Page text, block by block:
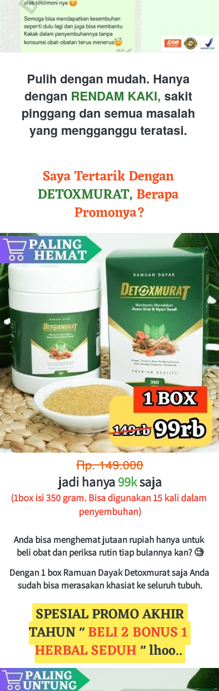
Pulih dengan mudah. Hanya
dengan RENDAM KAKI, sakit
pinggang dan semua masalah
yang mengganggu teratasi.
Saya Tertarik Dengan
DETOXMURAT, Berapa
Promonya?
Rp. 149.000
jadi hanya 99k saja
(1box isi 350 gram. Bisa digunakan 15 kali dalam
penyembuhan)
Anda bisa menghemat jutaan rupiah hanya untuk
beli obat dan periksa rutin tiap bulannya kan? 🧐
Dengan 1 box Ramuan Dayak Detoxmurat saja Anda
sudah bisa merasakan khasiat ke seluruh tubuh.
SPESIAL PROMO AKHIR
TAHUN " BELI 2 BONUS 1
HERBAL SEDUH " lhoo..